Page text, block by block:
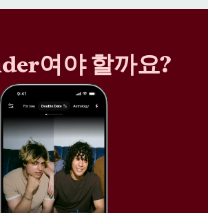
여야 할까요?